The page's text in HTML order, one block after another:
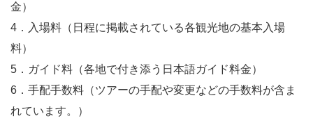
金）
4．入場料（日程に掲載されている各観光地の基本入場
料）
5．ガイド料（各地で付き添う日本語ガイド料金）
6．手配手数料（ツアーの手配や変更などの手数料が含ま
れています。）